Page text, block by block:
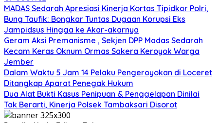
MADAS Sedarah Apresiasi Kinerja Kortas Tipidkor Polri,
Bung Taufik: Bongkar Tuntas Dugaan Korupsi Eks
Jampidsus Hingga ke Akar-akarnya
Geram Aksi Premanisme , Sekjen DPP Madas Sedarah
Kecam Keras Oknum Ormas Sakera Keroyok Warga
Jember
Dalam Waktu 5 Jam 14 Pelaku Pengeroyokan di Loceret
Ditangkap Aparat Penegak Hukum
Dua Alat Bukti Kasus Penipuan & Penggelapan Dinilai
Tak Berarti, Kinerja Polsek Tambaksari Disorot